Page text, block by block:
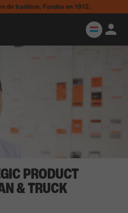
de tradition. Fondée en 1912.
PRODUCT
& TRUCK